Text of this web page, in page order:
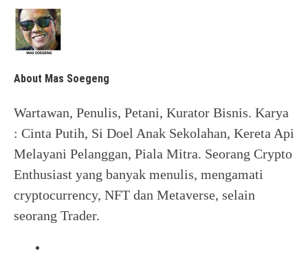
About Mas Soegeng
Wartawan, Penulis, Petani, Kurator Bisnis. Karya
: Cinta Putih, Si Doel Anak Sekolahan, Kereta Api
Melayani Pelanggan, Piala Mitra. Seorang Crypto
Enthusiast yang banyak menulis, mengamati
cryptocurrency, NFT dan Metaverse, selain
seorang Trader.